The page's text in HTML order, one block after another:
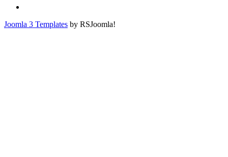
Joomla 3 Templates by RSJoomla!